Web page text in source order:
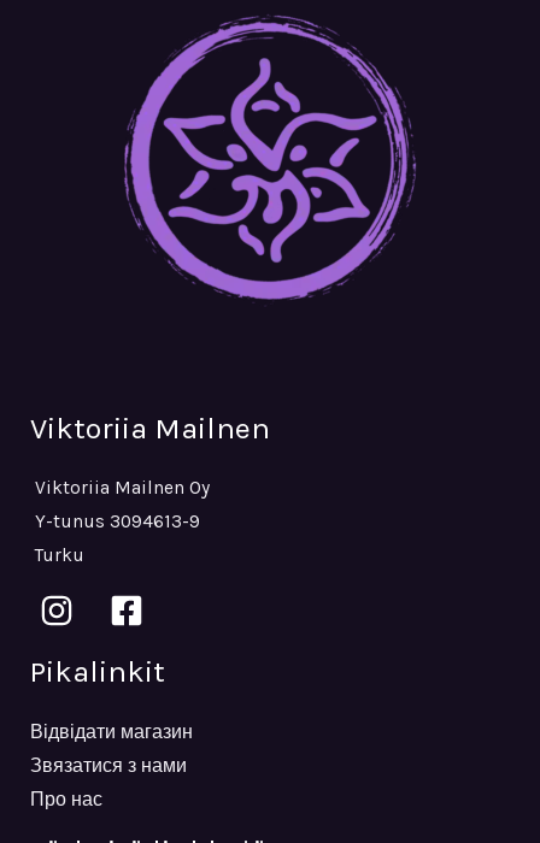
Viktoriia Mailnen
Viktoriia Mailnen Oy
Y-tunus 3094613-9
Turku
Pikalinkit
Відвідати магазин
Звязатися з нами
Про нас